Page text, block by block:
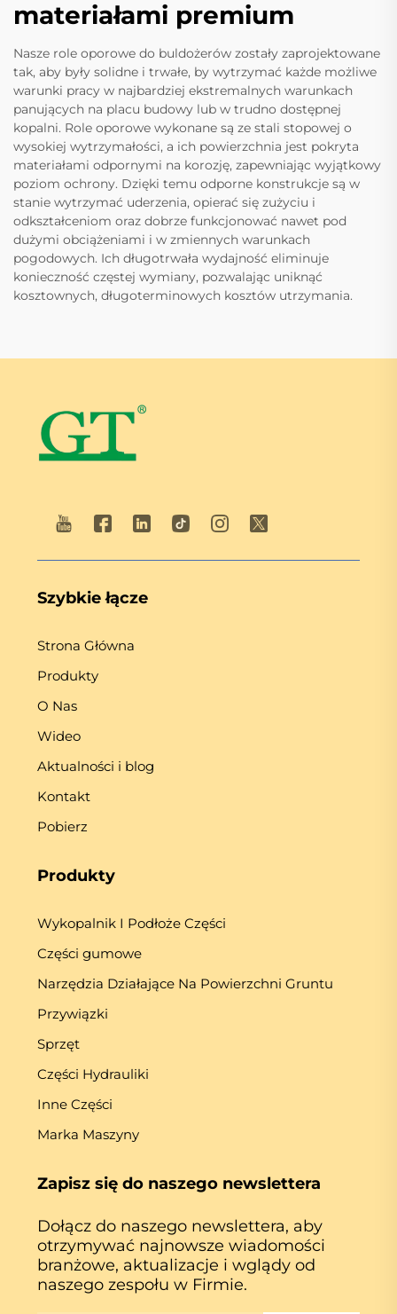
materiałami premium
Nasze role oporowe do buldożerów zostały zaprojektowane
tak, aby były solidne i trwałe, by wytrzymać każde możliwe
warunki pracy w najbardziej ekstremalnych warunkach
panujących na placu budowy lub w trudno dostępnej
kopalni. Role oporowe wykonane są ze stali stopowej o
wysokiej wytrzymałości, a ich powierzchnia jest pokryta
materiałami odpornymi na korozję, zapewniając wyjątkowy
poziom ochrony. Dzięki temu odporne konstrukcje są w
stanie wytrzymać uderzenia, opierać się zużyciu i
odkształceniom oraz dobrze funkcjonować nawet pod
dużymi obciążeniami i w zmiennych warunkach
pogodowych. Ich długotrwała wydajność eliminuje
konieczność częstej wymiany, pozwalając uniknąć
kosztownych, długoterminowych kosztów utrzymania.
Szybkie łącze
Strona Główna
Produkty
O Nas
Wideo
Aktualności i blog
Kontakt
Pobierz
Produkty
Wykopalnik I Podłoże Części
Części gumowe
Narzędzia Działające Na Powierzchni Gruntu
Przywiązki
Sprzęt
Części Hydrauliki
Inne Części
Marka Maszyny
Zapisz się do naszego newslettera
Dołącz do naszego newslettera, aby
otrzymywać najnowsze wiadomości
branżowe, aktualizacje i wglądy od
naszego zespołu w Firmie.